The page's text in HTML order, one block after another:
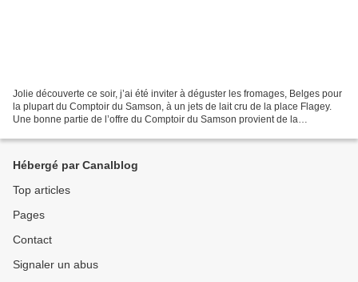
Jolie découverte ce soir, j’ai été inviter à déguster les fromages, Belges pour
la plupart du Comptoir du Samson, à un jets de lait cru de la place Flagey.
Une bonne partie de l’offre du Comptoir du Samson provient de la
Hébergé par Canalblog
Top articles
Pages
Contact
Signaler un abus